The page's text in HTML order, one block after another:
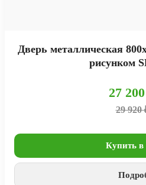
Дверь металлическая
рисунком
27
29 920
Купить в